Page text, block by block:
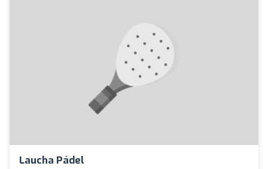
Laucha Pádel